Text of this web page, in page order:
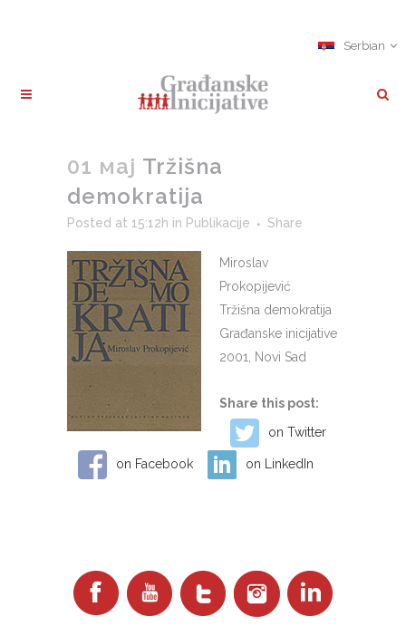
Serbian
01 мај Tržišna
demokratija
Posted at 15:12h in Publikacije Share
Miroslav
Prokopijević
Tržišna demokratija
Građanske inicijative
2001, Novi Sad
Share this post:
on Twitter
on Facebook on LinkedIn